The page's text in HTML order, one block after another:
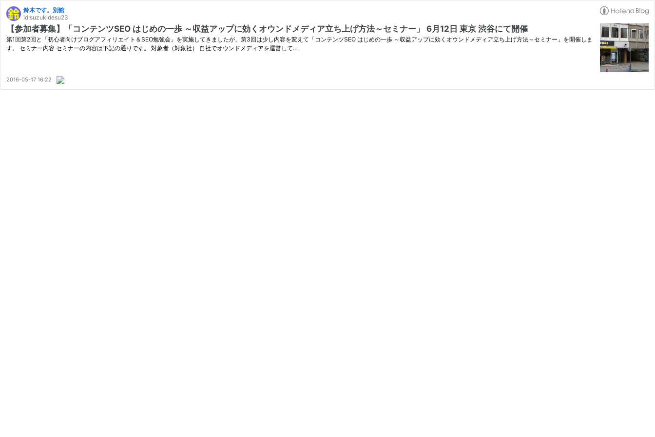
鈴木です。別館
id:suzukidesu23
【参加者募集】「コンテンツSEO はじめの一歩 ～収益アップに効くオウンドメディア立ち上げ方法～セミナー」 6月12日 東京 渋谷にて開催
第1回第2回と「初心者向けブログアフィリエイト＆SEO勉強会」を実施してきましたが、第3回は少し内容を変えて「コンテンツSEO はじめの一歩 ～収益アップに効くオウンドメディア立ち上げ方法～セミナー」を開催しま
す。 セミナー内容 セミナーの内容は下記の通りです。 対象者（対象社） 自社でオウンドメディアを運営して…
2016-05-17 16:22